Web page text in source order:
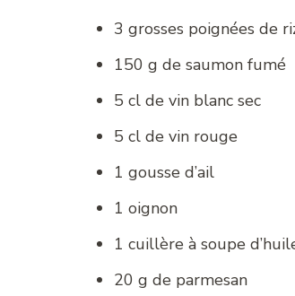
3 grosses poignées de
150 g de saumon fumé
5 cl de vin blanc sec
5 cl de vin rouge
1 gousse d’ail
1 oignon
1 cuillère à soupe
20 g de parmesan